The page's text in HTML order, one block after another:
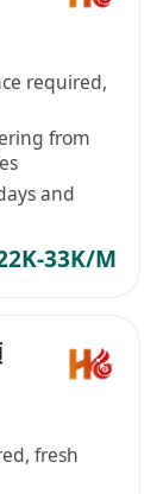
required,
from
and
33K/M
fresh